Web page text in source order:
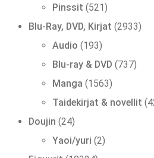
Pinssit 521521
tuotetta
Blu-Ray, DVD, Kirjat 29332933
Audio 193193
tuotetta
Blu-ray & DVD 737737
Manga 15631563
tuotetta
Taidekirjat & novellit
Doujin 2424
tuotetta
Yaoi/yuri 22
tuotetta
10324